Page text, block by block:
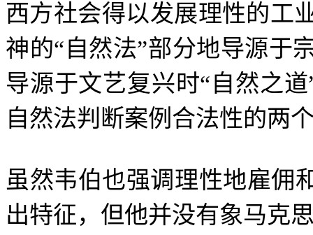
西方社会得以发展理性的工
神的“自然法”部分地导源于
导源于文艺复兴时“自然之道
自然法判断案例合法性的两
虽然韦伯也强调理性地雇佣
出特征，但他并没有象马克